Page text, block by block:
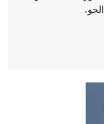
مؤلفات هي:
جروح الرأس.